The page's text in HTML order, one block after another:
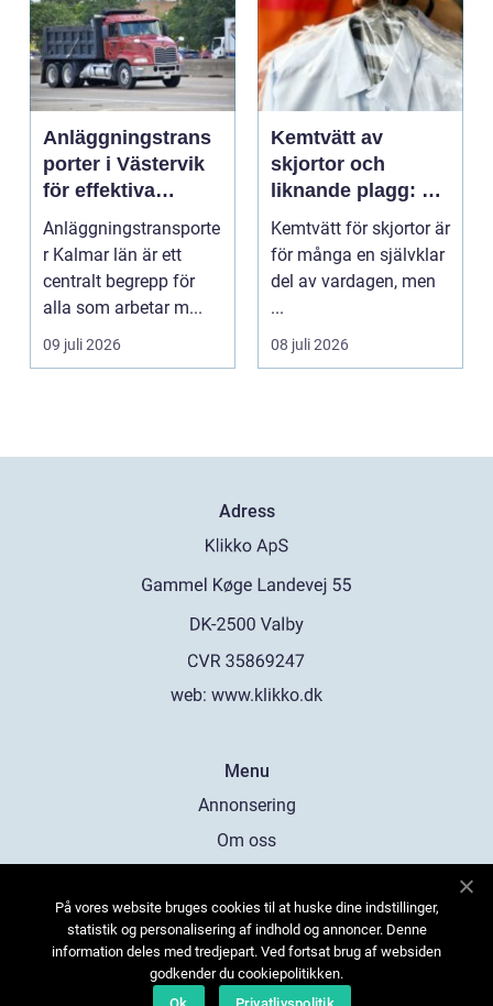
Anläggningstrans
porter i Västervik
för effektiva
byggprojekt
Anläggningstransporte
r Kalmar län är ett
centralt begrepp för
alla som arbetar m...
09 juli 2026
Kemtvätt av
skjortor och
liknande plagg: Så
fungerar
professionell
klädvård i
Kemtvätt för skjortor är
för många en självklar
del av vardagen, men
...
08 juli 2026
Adress
web: www.klikko.dk
Menu
Annonsering
Om oss
Kontakta oss
Sitemap
På vores website bruges cookies til at huske dine indstillinger,
statistik og personalisering af indhold og annoncer. Denne
information deles med tredjepart. Ved fortsat brug af websiden
godkender du cookiepolitikken.